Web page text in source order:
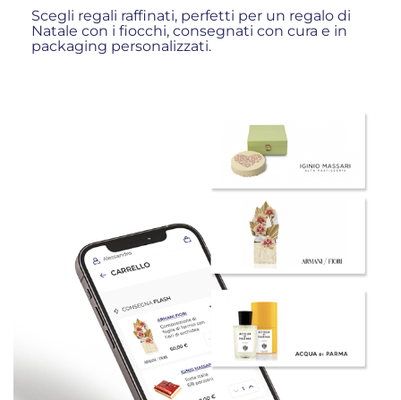
Scegli regali raffinati, perfetti per un regalo di
Natale con i fiocchi, consegnati con cura e in
packaging personalizzati.